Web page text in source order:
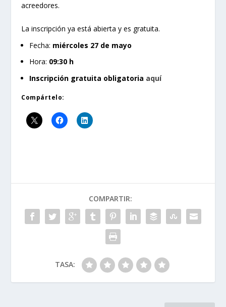
acreedores.
La inscripción ya está abierta y es gratuita.
Fecha: miércoles 27 de mayo
Hora: 09:30 h
Inscripción gratuita obligatoria aquí
Compártelo:
COMPARTIR:
TASA: